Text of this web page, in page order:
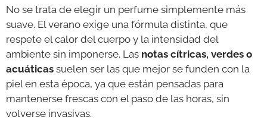
No se trata de elegir un perfume simplemente más
suave. El verano exige una fórmula distinta, que
respete el calor del cuerpo y la intensidad del
ambiente sin imponerse. Las notas cítricas, verdes o
acuáticas suelen ser las que mejor se funden con la
piel en esta época, ya que están pensadas para
mantenerse frescas con el paso de las horas, sin
volverse invasivas.